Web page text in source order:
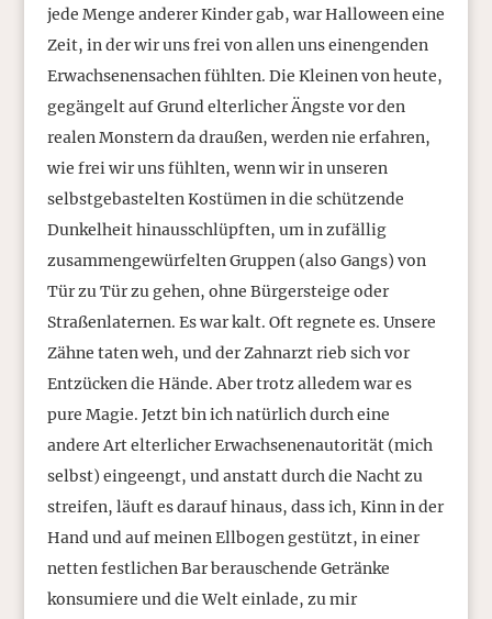
jede Menge anderer Kinder gab, war Halloween eine
Zeit, in der wir uns frei von allen uns einengenden
Erwachsenensachen fühlten. Die Kleinen von heute,
gegängelt auf Grund elterlicher Ängste vor den
realen Monstern da draußen, werden nie erfahren,
wie frei wir uns fühlten, wenn wir in unseren
selbstgebastelten Kostümen in die schützende
Dunkelheit hinausschlüpften, um in zufällig
zusammengewürfelten Gruppen (also Gangs) von
Tür zu Tür zu gehen, ohne Bürgersteige oder
Straßenlaternen. Es war kalt. Oft regnete es. Unsere
Zähne taten weh, und der Zahnarzt rieb sich vor
Entzücken die Hände. Aber trotz alledem war es
pure Magie. Jetzt bin ich natürlich durch eine
andere Art elterlicher Erwachsenenautorität (mich
selbst) eingeengt, und anstatt durch die Nacht zu
streifen, läuft es darauf hinaus, dass ich, Kinn in der
Hand und auf meinen Ellbogen gestützt, in einer
netten festlichen Bar berauschende Getränke
konsumiere und die Welt einlade, zu mir